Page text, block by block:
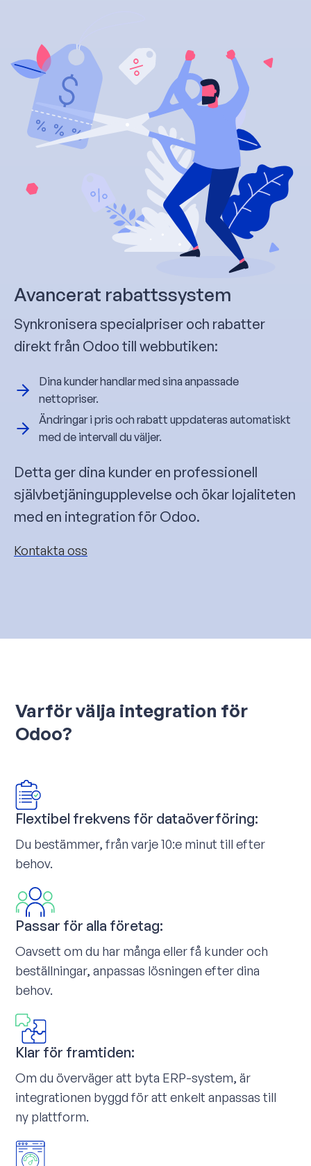
Avancerat rabattssystem
Synkronisera specialpriser och rabatter
direkt från Odoo till webbutiken:
Dina kunder handlar med sina anpassade
nettopriser.
Ändringar i pris och rabatt uppdateras automatiskt
med de intervall du väljer.
Detta ger dina kunder en professionell
självbetjäningupplevelse och ökar lojaliteten
med en integration för Odoo.
Kontakta oss
Varför välja integration för
Odoo?
Flextibel frekvens för dataöverföring:
Du bestämmer, från varje 10:e minut till efter
behov.
Passar för alla företag:
Oavsett om du har många eller få kunder och
beställningar, anpassas lösningen efter dina
behov.
Klar för framtiden:
Om du överväger att byta ERP-system, är
integrationen byggd för att enkelt anpassas till
ny plattform.